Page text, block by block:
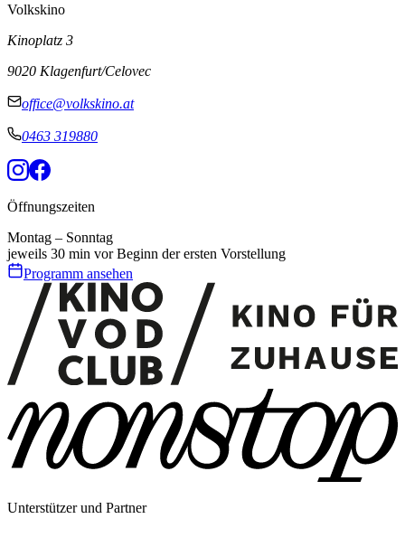
Volkskino
Kinoplatz 3
9020 Klagenfurt/Celovec
office@volkskino.at
0463 319880
Öffnungszeiten
Montag – Sonntag
jeweils 30 min vor Beginn der ersten Vorstellung
Programm ansehen
Unterstützer und Partner